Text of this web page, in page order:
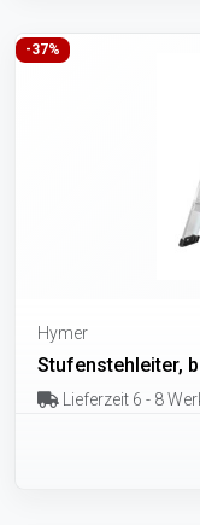
-37%
Hymer
Stufenstehleiter,
Lieferzeit 6 - 8